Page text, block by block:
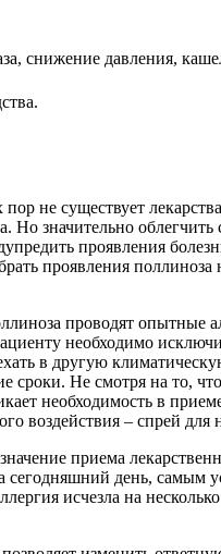
снижение давления,
не существует
значительно
проявления
проявления
проводят опытные
необходимо
в другую
Не смотря на то,
необходимость в
воздействия – спрей для
приема
сегодняшний день,
исчезла на